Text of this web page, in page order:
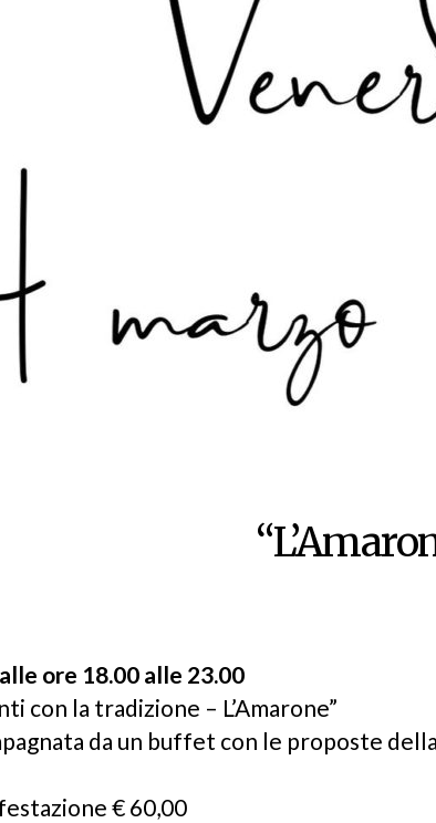
ore 18.00 alle 23.00
con la tradizione – L’Amarone”
da un buffet con le proposte
€ 60,00